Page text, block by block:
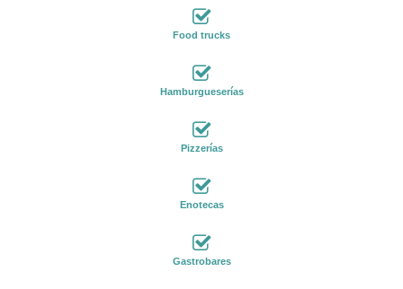
Food trucks
Hamburgueserías
Pizzerías
Enotecas
Gastrobares